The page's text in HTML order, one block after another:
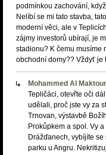
podmínkou zachování,
Nelíbí se mi tato stavba,
moderní věci, ale v
zájmy investorů ubírají, je
stadionu? K čemu musíme
obchodní domy?? Vždyť je
Mohammed Al
Tepličáci, otevřte oči
udělali, proč jste vy za
Trnovan, výstavbě
Prokůpkem a spol. Vy
Drážďanech, vybíjíte
parku u Angru.